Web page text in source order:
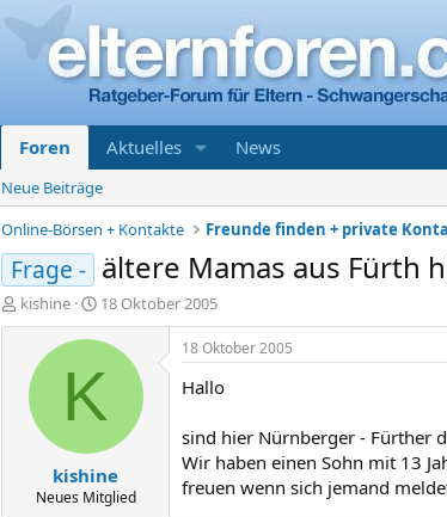
Foren Aktuelles News
Neue Beiträge
Online-Börsen + Kontakte
Freunde finden + private
Frage - ältere Mamas aus Fürth
E
r
kishine
E
r
s
l
t
a
m
18 Oktober 2005
K
kishine
Neues Mitglied
18 Oktober 2005
Hallo
sind hier Nürnberger - Fürther
Wir haben einen Sohn mit 13
freuen wenn sich jemand